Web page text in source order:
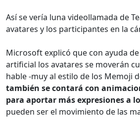
Así se vería luna videollamada de
avatares y los participantes en la
Microsoft explicó que con ayuda
artificial los avatares se moverán
hable -muy al estilo de los Memoji
también se contará con
para aportar más expresiones a
pueden ser el movimiento de las